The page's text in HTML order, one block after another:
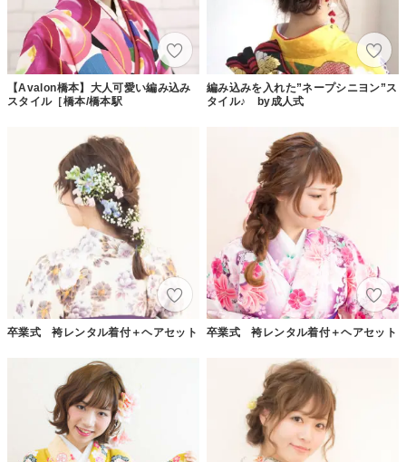
【Avalon橋本】大人可愛い編み込み
スタイル［橋本/橋本駅
編み込みを入れた”ネープシニヨン”ス
タイル♪ by成人式
卒業式 袴レンタル着付＋ヘアセット 卒業式 袴レンタル着付＋ヘアセット